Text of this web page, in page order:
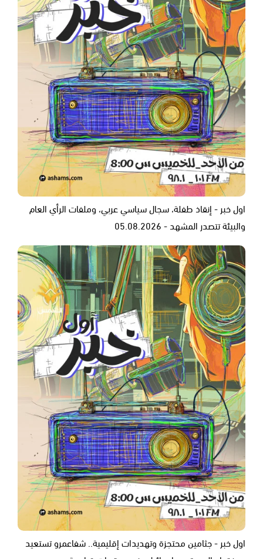
اول خبر - إنقاذ طفلة، سجال سياسي عربي، وملفات الرأي العام
والبيئة تتصدر المشهد - 05.08.2026
اول خبر - جثامين محتجزة وتهديدات إقليمية.. شفاعمرو تستعيد